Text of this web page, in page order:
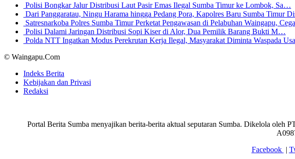
Polisi Bongkar Jalur Distribusi Laut Pasir Emas Ilegal Sumba Timur ke Lombok, Sa…
Dari Panggaratau, Ningu Harama hingga Pedang Pora, Kapolres Baru Sumba Timur
Satresnarkoba Polres Sumba Timur Perketat Pengawasan di Pelabuhan Waingapu,
Polisi Dalami Jaringan Distribusi Sopi Kiser di Alor, Dua Pemilik Barang Bukti M…
Polda NTT Ingatkan Modus Perekrutan Kerja Ilegal, Masyarakat Diminta Waspada
© Waingapu.Com
Indeks Berita
Kebijakan dan Privasi
Redaksi
Portal Berita Sumba menyajikan berita-berita aktual seputaran Sumba. Dikelola oleh
Facebook |